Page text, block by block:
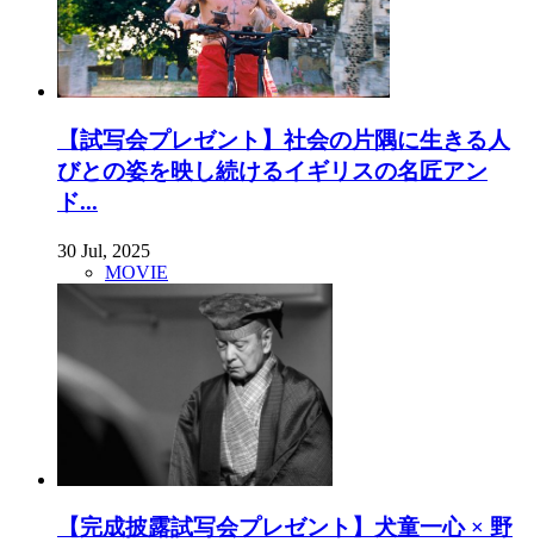
【試写会プレゼント】社会の片隅に生きる人
びとの姿を映し続けるイギリスの名匠アン
ド...
30 Jul, 2025
MOVIE
【完成披露試写会プレゼント】犬童一心 × 野